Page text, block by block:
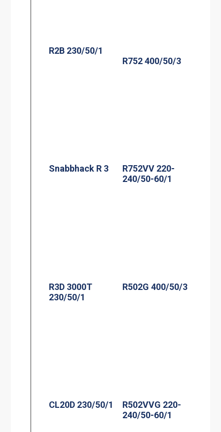
R2B 230/50/1
R752 400/50/3
Snabbhack R 3
R752VV 220-
240/50-60/1
R3D 3000T
230/50/1
R502G 400/50/3
CL20D 230/50/1
R502VVG 220-
240/50-60/1